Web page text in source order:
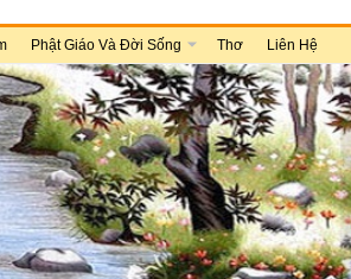
Phật Giáo Và Đời Sống Thơ Liên Hệ